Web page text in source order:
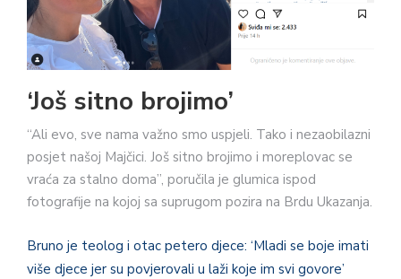
‘Još sitno brojimo’
“Ali evo, sve nama važno smo uspjeli. Tako i nezaobilazni
posjet našoj Majčici. Još sitno brojimo i moreplovac se
vraća za stalno doma”, poručila je glumica ispod
fotografije na kojoj sa suprugom pozira na Brdu Ukazanja.
Bruno je teolog i otac petero djece: ‘Mladi se boje imati
više djece jer su povjerovali u laži koje im svi govore’